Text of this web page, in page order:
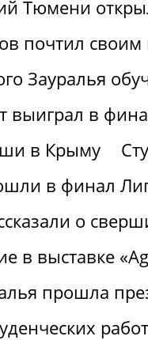
Тюмени
почтил
Зауралья
выиграл в
в Крыму
в финал
о
в выставке
прошла